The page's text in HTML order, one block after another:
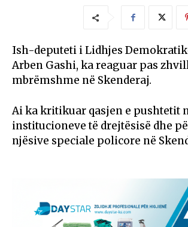
Ish-deputeti i Lidhjes
Arben Gashi, ka reaguar pas
mbrëmshme në Skenderaj.
Ai ka kritikuar qasjen e pushtetit
institucioneve të drejtësisë dhe
njësive speciale policore në